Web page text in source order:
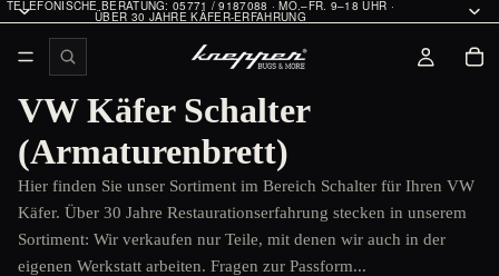
TELEFONISCHE BERATUNG: 05771 / 9187088 · MO.–FR. 9–18 UHR ·
ÜBER 30 JAHRE KÄFER-ERFAHRUNG
VW Käfer Schalter
(Armaturenbrett)
Hier finden Sie unser Sortiment im Bereich Schalter für Ihren VW
Käfer. Über 30 Jahre Restaurationserfahrung stecken in unserem
Sortiment: Wir verkaufen nur Teile, mit denen wir auch in der
eigenen Werkstatt arbeiten. Fragen zur Passform...